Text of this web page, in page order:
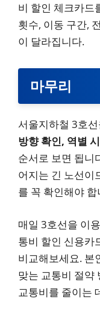
비 할인 체크카드
횟수, 이동 구간,
이 달라집니다.
마무리
서울지하철 3호
방향 확인, 역별
순서로 보면 됩니
어지는 긴 노선이
를 꼭 확인해야 합
매일 3호선을 이
통비 할인 신용카
비교해보세요. 본
맞는 교통비 절약
교통비를 줄이는